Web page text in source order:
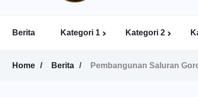
Berita Kategori 1 Kategori 2
Home Berita Pembangunan Saluran